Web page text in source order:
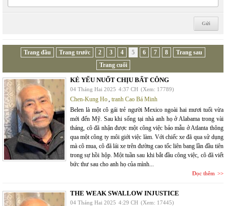
Trang đầu Trang trước 2 3 4 5 6 7 8
Trang sau
Trang cuối
KẺ YẾU NUỐT CHỊU BẤT CÔNG
04 Tháng Hai 2025 4:37 CH (Xem: 17789)
Chen-Kung Ho, tranh Cao Bá Minh
Belen là một cô gái trẻ người Mexico ngoài hai mươi tuổi vừa
mới đến Mỹ. Sau khi sống tại nhà anh họ ở Alabama trong vài
tháng, cô đã nhận được một công việc bảo mẫu ở Atlanta thông
qua một công ty môi giới việc làm. Với chiếc xe đã qua sử dụng
mà cô mua, cô đã lái xe trên đường cao tốc liên bang lần đầu tiên
trong sự hồi hộp. Một tuần sau khi bắt đầu công việc, cô đã viết
bức thư sau cho anh họ của mình...
Đọc thêm
THE WEAK SWALLOW INJUSTICE
04 Tháng Hai 2025 4:29 CH (Xem: 17445)